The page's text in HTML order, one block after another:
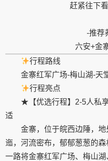
赶紧往下
-推荐
六安+金
行程路线
金寨红军广场-梅山湖-天
行程亮点
★【优选行程】2-5人私
适
金寨，位于皖西边陲，
迤，河流密布，郁郁葱葱的
一路将金寨红军广场、梅山